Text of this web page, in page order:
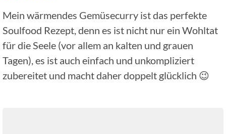
Mein wärmendes Gemüsecurry ist das perfekte
Soulfood Rezept, denn es ist nicht nur ein Wohltat
für die Seele (vor allem an kalten und grauen
Tagen), es ist auch einfach und unkompliziert
zubereitet und macht daher doppelt glücklich 😉